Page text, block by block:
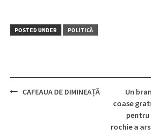
POSTED UNDER POLITICĂ
CAFEAUA DE DIMINEAȚĂ
Un
coase
pentru
rochie a